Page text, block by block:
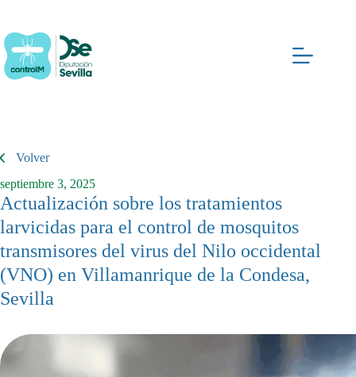
contenido
Volver
septiembre 3, 2025
Actualización sobre los tratamientos
larvicidas para el control de mosquitos
transmisores del virus del Nilo occidental
(VNO) en Villamanrique de la Condesa,
Sevilla